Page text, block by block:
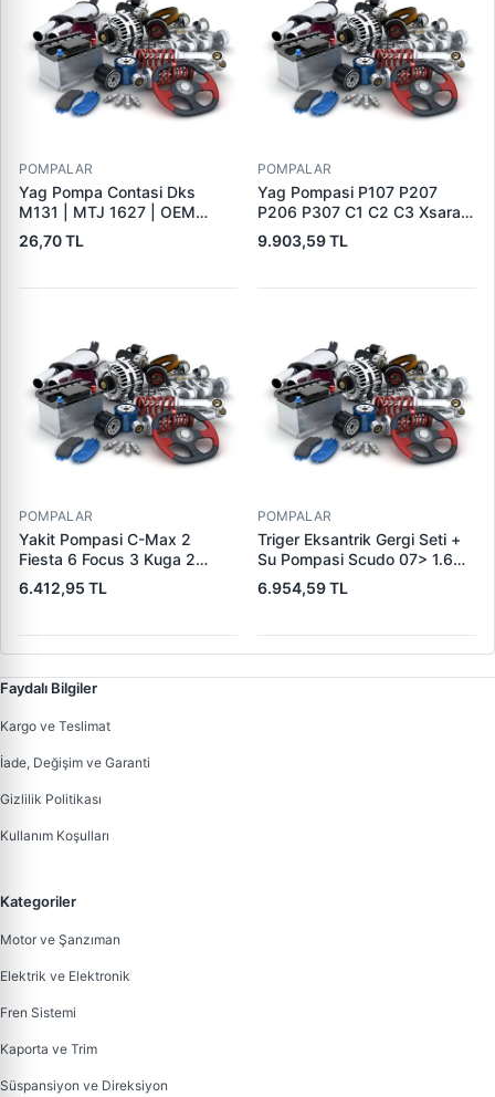
POMPALAR
Yag Pompa Contasi Dks
M131 | MTJ 1627 | OEM
4322815
26,70 TL
POMPALAR
Yag Pompasi P107 P207
P206 P307 C1 C2 C3 Xsara 2
DV4TD (1,4HDI) Ford Fiesta
1,4TDCI P308 P3008 P508
Berlingo 2 Berlingo 3 Expert 3
9.903,59 TL
POMPALAR
Yakit Pompasi C-Max 2
Fiesta 6 Focus 3 Kuga 2
Mondeo 4 S-Max 10> 1.6
Ecoboost Volvo S60 2 -S80 2
1.6 Ecoboost | PIERBURG
7.03794.22.0 | OEM 1752534
6.412,95 TL
POMPALAR
Triger Eksantrik Gergi Seti +
Su Pompasi Scudo 07> 1.6
Jtd / 307 00> 1.6 Hdi 3008
09> 1.6 Hdi 1.6 Bluehdi 5008
1.6 Hdi C5 Berlingo Jumpy /
Focus C Max Çap 04>08
6.954,59 TL
Faydalı Bilgiler
Kargo ve Teslimat
İade, Değişim ve Garanti
Gizlilik Politikası
Kullanım Koşulları
Kategoriler
Motor ve Şanzıman
Elektrik ve Elektronik
Fren Sistemi
Kaporta ve Trim
Süspansiyon ve Direksiyon